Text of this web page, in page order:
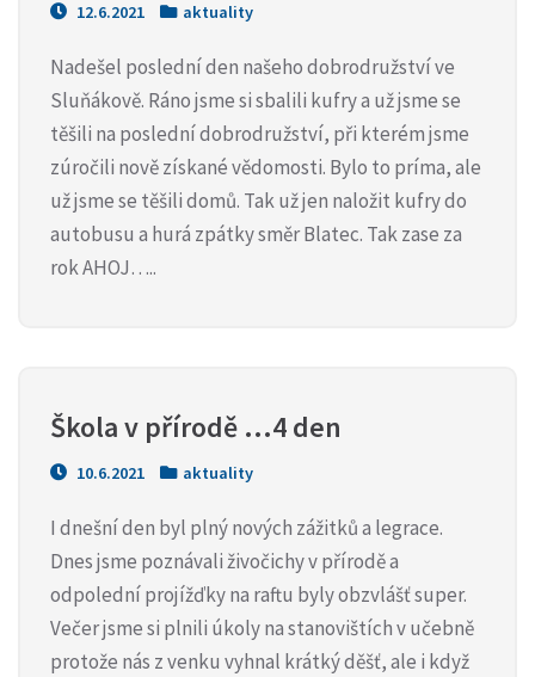
12.6.2021 aktuality
Nadešel poslední den našeho dobrodružství ve
Sluňákově. Ráno jsme si sbalili kufry a už jsme se
těšili na poslední dobrodružství, při kterém jsme
zúročili nově získané vědomosti. Bylo to príma, ale
už jsme se těšili domů. Tak už jen naložit kufry do
autobusu a hurá zpátky směr Blatec. Tak zase za
rok AHOJ…..
Škola v přírodě …4 den
10.6.2021 aktuality
I dnešní den byl plný nových zážitků a legrace.
Dnes jsme poznávali živočichy v přírodě a
odpolední projížďky na raftu byly obzvlášť super.
Večer jsme si plnili úkoly na stanovištích v učebně
protože nás z venku vyhnal krátký děšť, ale i když